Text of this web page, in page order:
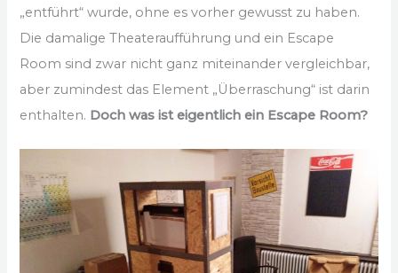
„entführt“ wurde, ohne es vorher gewusst zu haben.
Die damalige Theateraufführung und ein Escape
Room sind zwar nicht ganz miteinander vergleichbar,
aber zumindest das Element „Überraschung“ ist darin
enthalten. Doch was ist eigentlich ein Escape Room?